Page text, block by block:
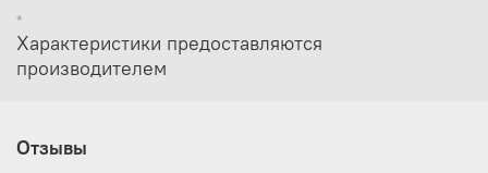
*
Характеристики предоставляются
производителем
Отзывы